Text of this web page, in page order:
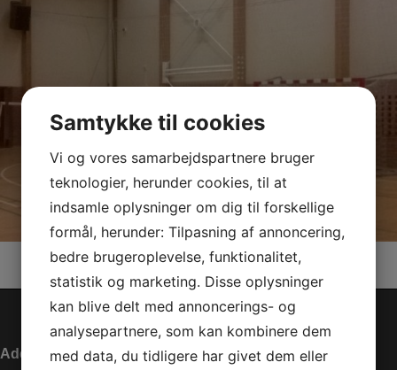
Addresse
Samtykke til cookies
Vi og vores samarbejdspartnere bruger
teknologier, herunder cookies, til at
indsamle oplysninger om dig til forskellige
formål, herunder: Tilpasning af annoncering,
bedre brugeroplevelse, funktionalitet,
statistik og marketing. Disse oplysninger
kan blive delt med annoncerings- og
analysepartnere, som kan kombinere dem
med data, du tidligere har givet dem eller